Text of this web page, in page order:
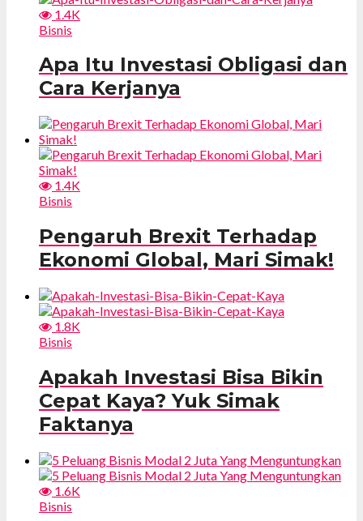
1.4K
Bisnis
Apa Itu Investasi Obligasi dan
Cara Kerjanya
1.4K
Bisnis
Pengaruh Brexit Terhadap
Ekonomi Global, Mari Simak!
1.8K
Bisnis
Apakah Investasi Bisa Bikin
Cepat Kaya? Yuk Simak
Faktanya
1.6K
Bisnis